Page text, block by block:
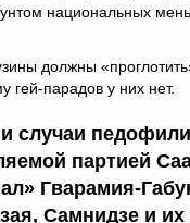
национальных
должны
гей-парадов у них нет.
случаи
партией
Гварамия-
Самнидзе и